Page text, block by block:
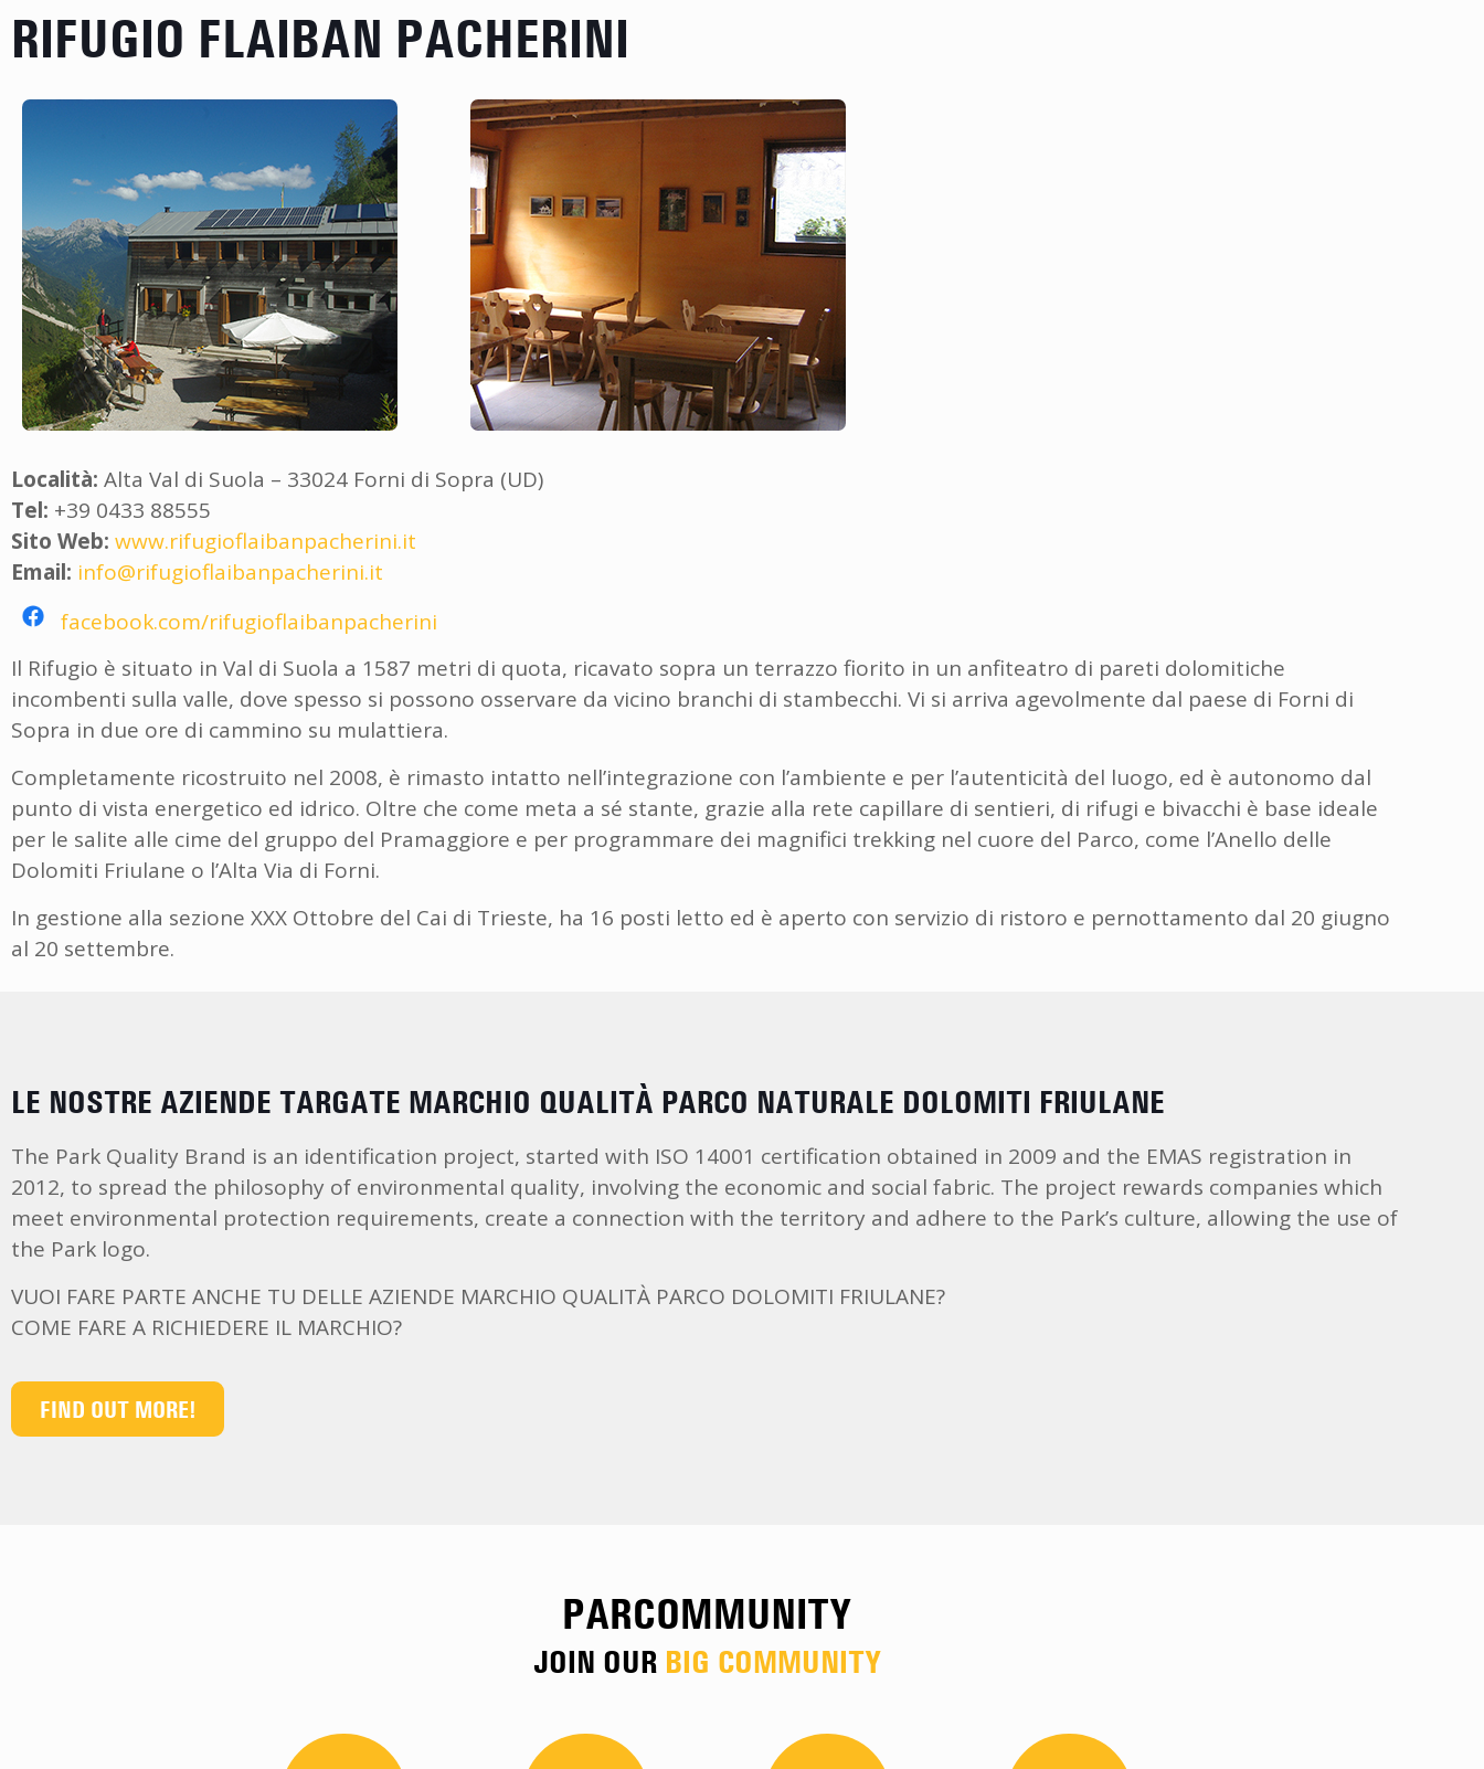
RIFUGIO FLAIBAN PACHERINI
Località: Alta Val di Suola – 33024 Forni di Sopra (UD)
Tel: +39 0433 88555
Sito Web: www.rifugioflaibanpacherini.it
Email: info@rifugioflaibanpacherini.it
facebook.com/rifugioflaibanpacherini
Il Rifugio è situato in Val di Suola a 1587 metri di quota, ricavato sopra un terrazzo fiorito in un anfiteatro di pareti dolomitiche
incombenti sulla valle, dove spesso si possono osservare da vicino branchi di stambecchi. Vi si arriva agevolmente dal paese di Forni di
Sopra in due ore di cammino su mulattiera.
Completamente ricostruito nel 2008, è rimasto intatto nell’integrazione con l’ambiente e per l’autenticità del luogo, ed è autonomo dal
punto di vista energetico ed idrico. Oltre che come meta a sé stante, grazie alla rete capillare di sentieri, di rifugi e bivacchi è base ideale
per le salite alle cime del gruppo del Pramaggiore e per programmare dei magnifici trekking nel cuore del Parco, come l’Anello delle
Dolomiti Friulane o l’Alta Via di Forni.
In gestione alla sezione XXX Ottobre del Cai di Trieste, ha 16 posti letto ed è aperto con servizio di ristoro e pernottamento dal 20 giugno
al 20 settembre.
LE NOSTRE AZIENDE TARGATE MARCHIO QUALITÀ PARCO NATURALE DOLOMITI FRIULANE
The Park Quality Brand is an identification project, started with ISO 14001 certification obtained in 2009 and the EMAS registration in
2012, to spread the philosophy of environmental quality, involving the economic and social fabric. The project rewards companies which
meet environmental protection requirements, create a connection with the territory and adhere to the Park’s culture, allowing the use of
the Park logo.
VUOI FARE PARTE ANCHE TU DELLE AZIENDE MARCHIO QUALITÀ PARCO DOLOMITI FRIULANE?
COME FARE A RICHIEDERE IL MARCHIO?
FIND OUT MORE!
PARCOMMUNITY
JOIN OUR BIG COMMUNITY